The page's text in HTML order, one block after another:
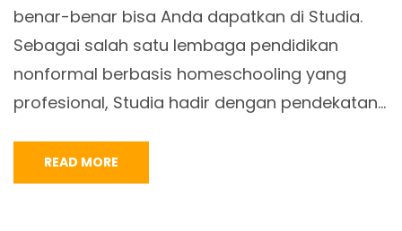
benar-benar bisa Anda dapatkan di Studia.
Sebagai salah satu lembaga pendidikan
nonformal berbasis homeschooling yang
profesional, Studia hadir dengan pendekatan…
READ MORE